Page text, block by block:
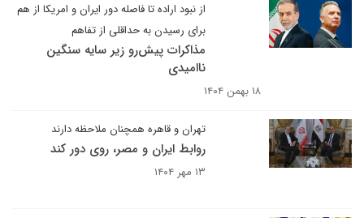
از نبود اراده تا فاصله دور ایران و امریکا از هم
برای رسیدن به حداقلی از تفاهم
مذاکرات پیش‌رو زیر سایه سنگین
ناامیدی
۱۸ بهمن ۱۴۰۴
تهران و قاهره همچنان ملاحظه دارند
روابط ایران و مصر، روی دور کند
۱۳ مهر ۱۴۰۴